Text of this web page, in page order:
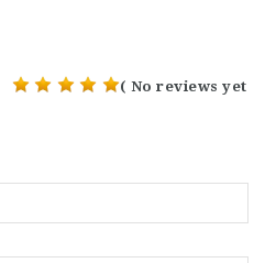
( No reviews yet